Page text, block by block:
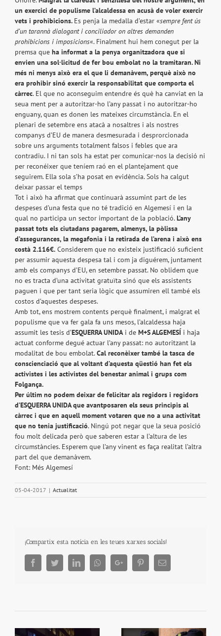
un exercici de populisme l’alcaldessa en acusà de voler exercir
vets i prohibicions. Es penja la medalla d’estar «sempre fent ús
d’un tarannà dialogant i conciliador on altres demanden
prohibicions i imposicions«. Finalment hui hem conegut per la
premsa que ha informat a la penya organitzadora que si
envien una sol·licitud de fer bou embolat no la tramitaran. Ni
més ni menys això era el que li demanàvem, perquè això no
era prohibir sinó exercir la responsabilitat que comporta el
càrrec. El que no aconseguim entendre és què ha canviat en la
seua ment per a autoritzar-ho l’any passat i no autoritzar-ho
enguany, quan es donen les mateixes circumstància. En el
plenari de setembre ens atacà a nosaltres i als nostres
companys d’EU de manera desmesurada i desprorcionada
sobre uns arguments totalment falsos i febles que ara
contradiu. I ni tan sols ha estat per comunicar-nos la decisió ni
per reconéixer que teníem raó en el plantejament que
seguirem. Ella sola s’ha posat en evidència. Sols ha calgut
deixar passar el temps
Tot i això ha afirmat que continuarà assumint part de les
despeses d’una festa que no té tradició en Algemesí i en la
qual no participa un sector important de la població.L’any
passat tots els ciutadans pagarem, almenys, la pòlissa
d’assegurances, la megafonia i la retirada de l’arena i això ens
costà 2.116€. Considerem que no existeix justificació suficient
per assumir aquesta despesa tal i com ja diguérem, juntament
amb els companys d’EU, en setembre passat. No oblidem que
no es tracta d’una activitat gratuïta sinó que els assistents
paguen i que per tant seria lògic que assumiren ell també els
costos d’aquestes despeses.
Amb tot, ens mostrem contents perquè finalment, i malgrat el
populisme que va fer gala fa uns mesos, l’alcaldessa haja
assumit les tesis d’ESQUERRA UNIDAi de M+S ALGEMESÍ i haja
actuat conforme degué actuar l’any passat: no autoritzant la
modalitat de bou embolat.Cal reconèixer també la tasca de
conscienciació que al voltant d’aquesta qüestió han fet els
activistes i les activistes del benestar animal i grups com
Folgança.
Per últim no podem deixar de felicitar als regidors i regidors
d’ESQUERRA UNIDA que avantposaren els seus principis al
càrrec i que en aquell moment votaren que no a una activitat
que no tenia justificació. Ningú pot negar que la seua posició
fou molt delicada però que saberen estar a l’altura de les
circumstàncies. Esperem que l’any vinent es faça realitat l’altra
part del que demanàvem.
Font: Més Algemesí
05-04-2017 | Actualitat
¡Compartix esta notícia en les teues xarxes socials!
FacebookTwitterLinkedInWhatsappGoogle+ PinterestEmail